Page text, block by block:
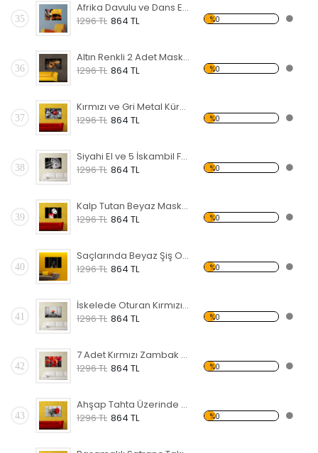
35
Afrika Davulu ve Dans Eden Siyahi Forex Tablo
1296 TL 864 TL %0
36
Altın Renkli 2 Adet Maske Forex Tablo
1296 TL 864 TL %0
37
Kırmızı ve Gri Metal Küreler Forex Tablo
1296 TL 864 TL %0
38
Siyahi El ve 5 İskambil Forex Tablo
1296 TL 864 TL %0
39
Kalp Tutan Beyaz Maske Forex Tablo
1296 TL 864 TL %0
40
Saçlarında Beyaz Şiş Olan Siyahi Kadın Forex Tablo
1296 TL 864 TL %0
41
İskelede Oturan Kırmızı Şemsiyeli Kadın Forex Tablo
1296 TL 864 TL %0
42
7 Adet Kırmızı Zambak Forex Tablo
1296 TL 864 TL %0
43
Ahşap Tahta Üzerinde Kırmızı Gül Forex Tablo
1296 TL 864 TL %0